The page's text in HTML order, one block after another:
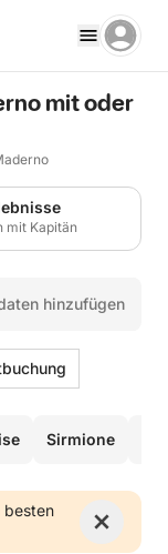
mit oder
mit Kapitän
hinzufügen
Sirmione
besten